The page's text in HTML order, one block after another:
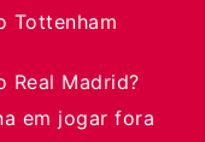
Tottenham
Real Madrid?
em jogar fora